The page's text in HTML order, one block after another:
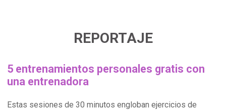
REPORTAJE
5 entrenamientos personales gratis con
una entrenadora
Estas sesiones de 30 minutos engloban ejercicios de